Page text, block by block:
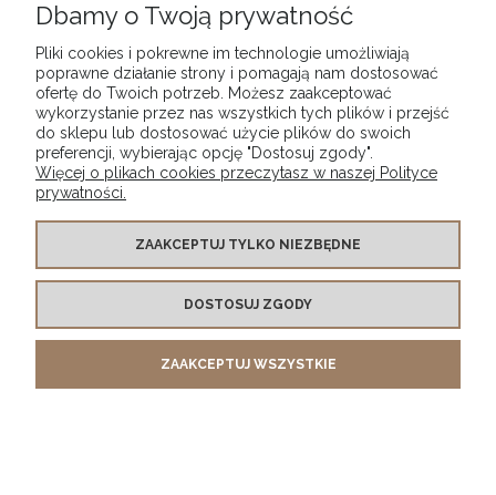
Drewniana, frezowana ramka na zdjęcia, plakaty,
58,99 zł
Dbamy o Twoją prywatność
Pliki cookies i pokrewne im technologie umożliwiają
poprawne działanie strony i pomagają nam dostosować
ofertę do Twoich potrzeb. Możesz zaakceptować
wykorzystanie przez nas wszystkich tych plików i przejść
do sklepu lub dostosować użycie plików do swoich
preferencji, wybierając opcję "Dostosuj zgody".
Więcej o plikach cookies przeczytasz w naszej Polityce
prywatności.
ZAAKCEPTUJ TYLKO NIEZBĘDNE
DOSTOSUJ ZGODY
ZAAKCEPTUJ WSZYSTKIE